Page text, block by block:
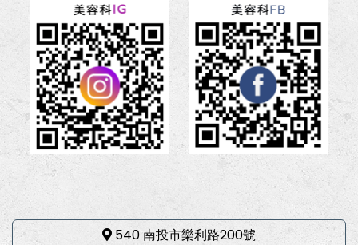
540 南投市樂利路200號